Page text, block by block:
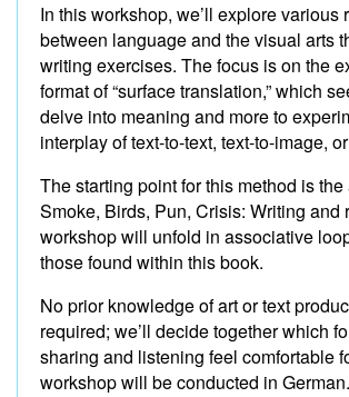
In this workshop, we’ll explore various
between language and the visual arts
writing exercises. The focus is on the
format of “surface translation,” which
delve into meaning and more to
interplay of text-to-text, text-to-image,
The starting point for this method is the
Smoke, Birds, Pun, Crisis: Writing and
workshop will unfold in associative
those found within this book.
No prior knowledge of art or text
required; we’ll decide together which
sharing and listening feel comfortable
workshop will be conducted in German.